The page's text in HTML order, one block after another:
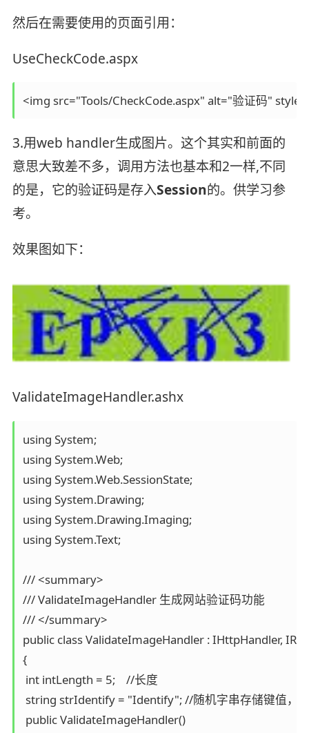
然后在需要使用的页面引用：
UseCheckCode.aspx
3.用web handler生成图片。这个其实和前面的
意思大致差不多，调用方法也基本和2一样,不同
的是，它的验证码是存入Session的。供学习参
考。
效果图如下：
ValidateImageHandler.ashx
using System;
using System.Web;
using System.Web.SessionState;
using System.Drawing;
using System.Drawing.Imaging;
using System.Text;
/// <summary>
/// ValidateImageHandler 生成网站验证码功能
/// </summary>
public class ValidateImageHandler : IHttpHandler,
{
int intLength = 5;    //长度
string strIdentify = "Identify"; //随机字串存储键值，
public ValidateImageHandler()